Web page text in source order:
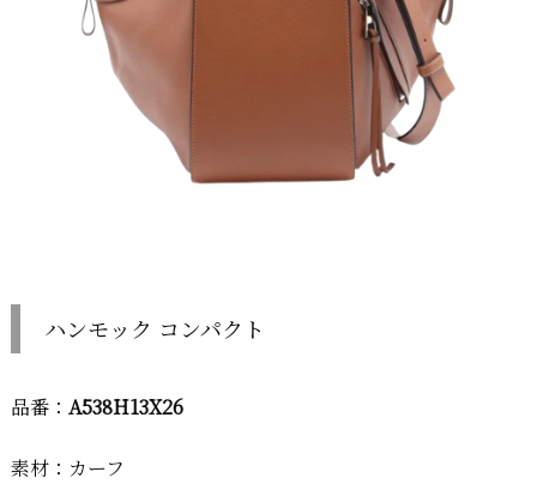
ハンモック コンパクト
品番： A538H13X26
素材：カーフ